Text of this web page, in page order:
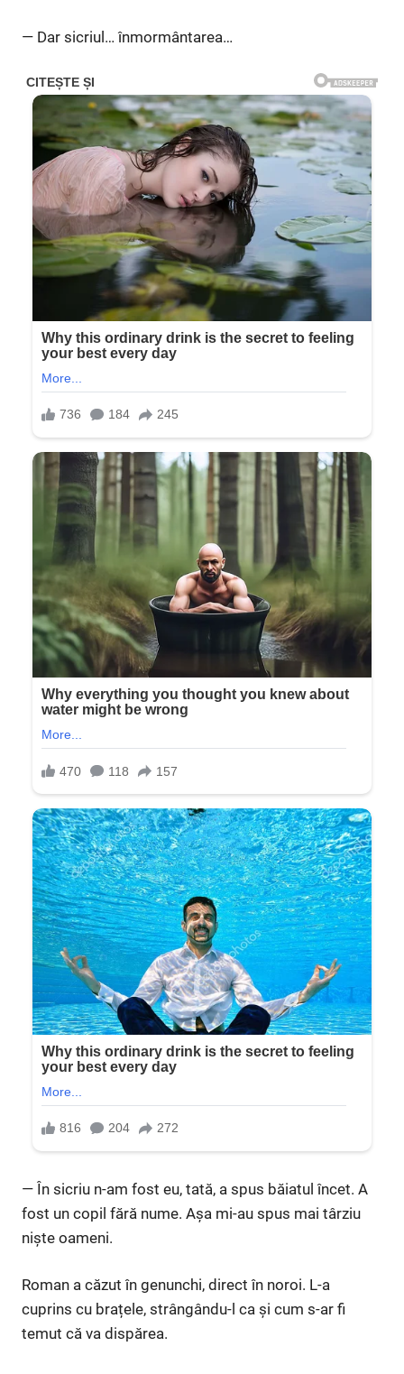
— Dar sicriul… înmormântarea…
— În sicriu n-am fost eu, tată, a spus băiatul încet. A
fost un copil fără nume. Așa mi-au spus mai târziu
niște oameni.
Roman a căzut în genunchi, direct în noroi. L-a
cuprins cu brațele, strângându-l ca și cum s-ar fi
temut că va dispărea.